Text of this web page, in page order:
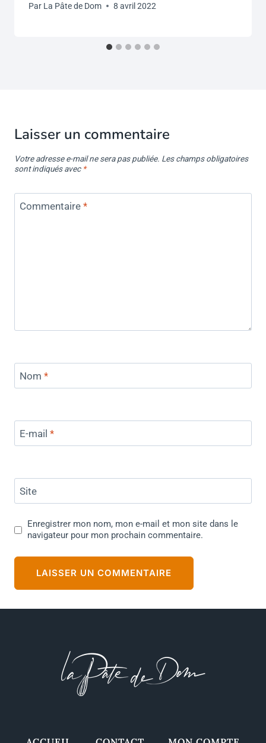
Par La Pâte de Dom 8 avril 2022
Laisser un commentaire
Votre adresse e-mail ne sera pas publiée. Les champs obligatoires
sont indiqués avec *
Commentaire *
Nom *
E-mail *
Site
Enregistrer mon nom, mon e-mail et mon site dans le
navigateur pour mon prochain commentaire.